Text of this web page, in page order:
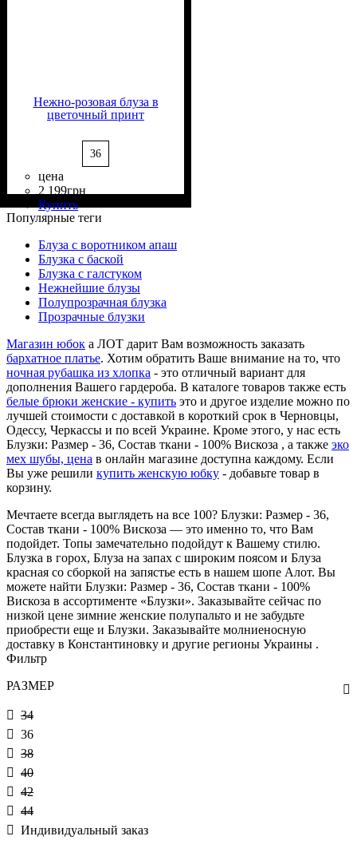
Нежно-розовая блуза в
цветочный принт
36
цена
2 199грн
Купить
Состав ткани
Вискоза
Крой: прямой
Длина: классическая
Длина рукава
Стиль: casual
Популярные теги
Блуза с воротником апаш
Блузка с баской
Блузка с галстуком
Нежнейшие блузы
Полупрозрачная блузка
Прозрачные блузки
Магазин юбок а ЛОТ дарит Вам возможность заказать
бархатное платье. Хотим обратить Ваше внимание на то, что
ночная рубашка из хлопка - это отличный вариант для
дополнения Вашего гардероба. В каталоге товаров также есть
белые брюки женские - купить это и другое изделие можно по
лучшей стоимости с доставкой в короткий срок в Черновцы,
Одессу, Черкассы и по всей Украине. Кроме этого, у нас есть
Блузки: Размер - 36, Состав ткани - 100% Вискоза , а также эко
мех шубы, цена в онлайн магазине доступна каждому. Если
Вы уже решили купить женскую юбку - добавьте товар в
корзину.
Мечтаете всегда выглядеть на все 100? Блузки: Размер - 36,
Состав ткани - 100% Вискоза — это именно то, что Вам
подойдет. Топы замечательно подойдут к Вашему стилю.
Блузка в горох, Блуза на запах с широким поясом и Блуза
красная со сборкой на запястье есть в нашем шопе Алот. Вы
можете найти Блузки: Размер - 36, Состав ткани - 100%
Вискоза в ассортименте «Блузки». Заказывайте сейчас по
низкой цене зимние женские полупальто и не забудьте
приобрести еще и Блузки. Заказывайте молниеносную
доставку в Константиновку и другие регионы Украины .
Фильтр
РАЗМЕР
34
36
38
40
42
44
Индивидуальный заказ